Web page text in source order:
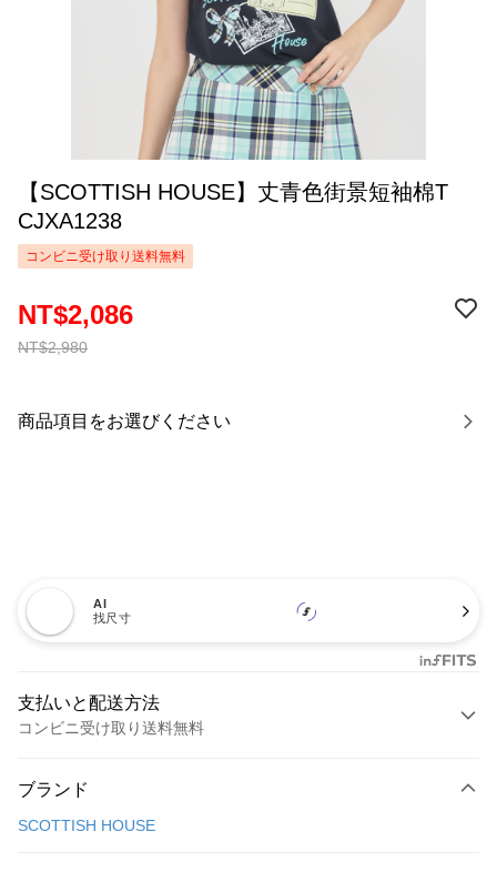
【SCOTTISH HOUSE】丈青色街景短袖棉T
CJXA1238
コンビニ受け取り送料無料
NT$2,980
NT$2,086
商品項目をお選びください
AI
找尺寸
支払いと配送方法
コンビニ受け取り送料無料
クレジットカード1回払い
ブランド
SCOTTISH HOUSE